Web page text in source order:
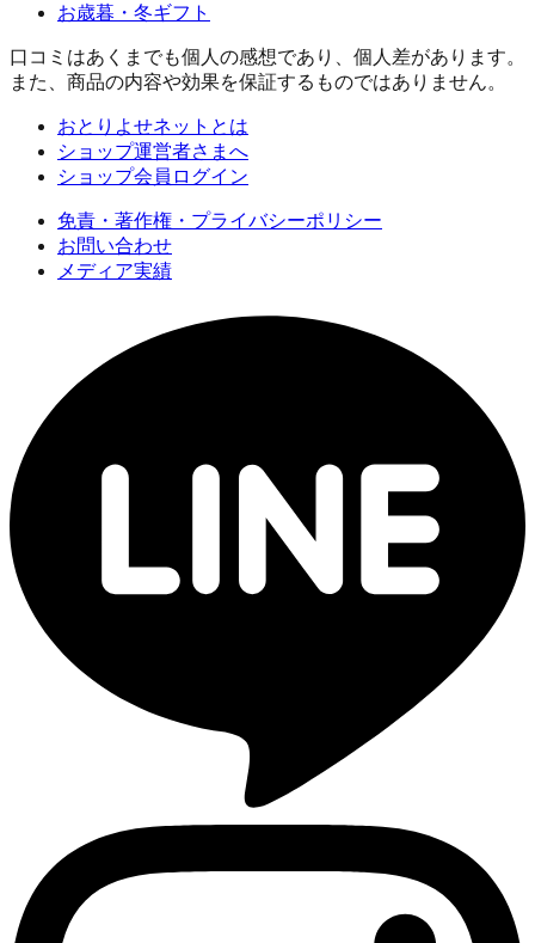
お歳暮・冬ギフト
口コミはあくまでも個人の感想であり、個人差があります。
また、商品の内容や効果を保証するものではありません。
おとりよせネットとは
ショップ運営者さまへ
ショップ会員ログイン
免責・著作権・プライバシーポリシー
お問い合わせ
メディア実績